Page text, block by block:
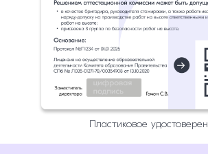
Пластиковое